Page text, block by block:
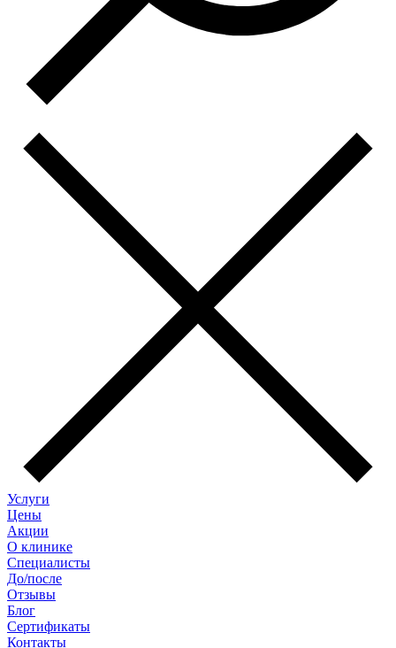
Услуги
Цены
Акции
О клинике
Специалисты
До/после
Отзывы
Блог
Сертификаты
Контакты